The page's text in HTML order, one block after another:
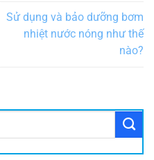
Sử dụng và bảo dưỡng bơm
nhiệt nước nóng như thế
nào?